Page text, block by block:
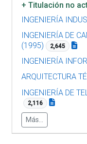
+Titulación no
INGENIERÍA
INGENIERÍA DE
(1995)
2,645
INGENIERÍA
ARQUITECTURA
INGENIERÍA DE
2,116
Más...